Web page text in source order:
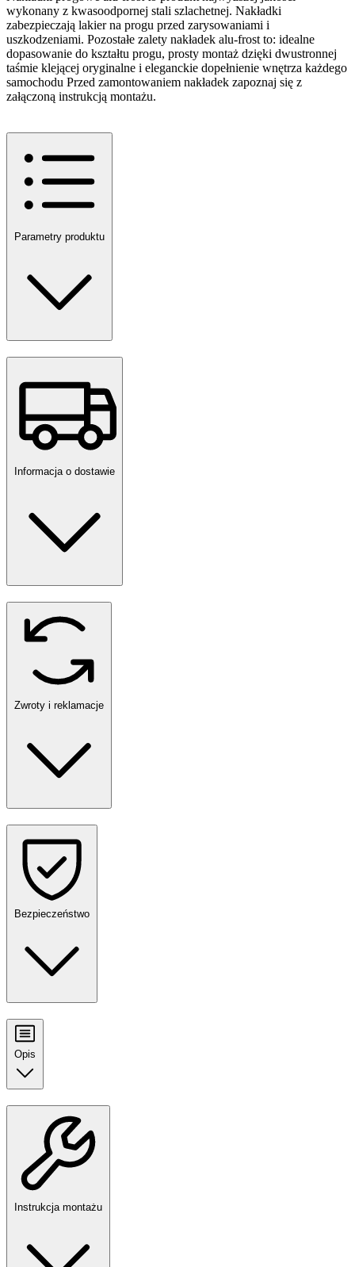
wykonany z kwasoodpornej stali szlachetnej. Nakładki
zabezpieczają lakier na progu przed zarysowaniami i
uszkodzeniami. Pozostałe zalety nakładek alu-frost to: idealne
dopasowanie do kształtu progu, prosty montaż dzięki dwustronnej
taśmie klejącej oryginalne i eleganckie dopełnienie wnętrza każdego
samochodu Przed zamontowaniem nakładek zapoznaj się z
załączoną instrukcją montażu.
Parametry produktu
Informacja o dostawie
Zwroty i reklamacje
Bezpieczeństwo
Opis
Instrukcja montażu